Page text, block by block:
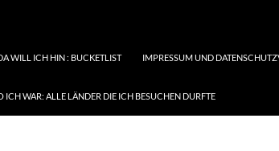
WILL ICH HIN : BUCKETLIST IMPRESSUM UND
ICH WAR: ALLE LÄNDER DIE ICH BESUCHEN DURFTE